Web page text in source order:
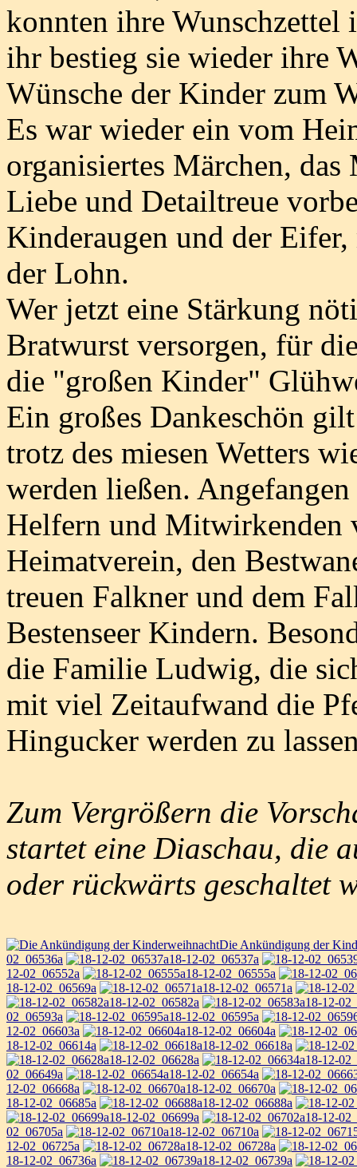
konnten ihre
ihr bestieg sie wieder ihre
Wünsche der Kinder zum
Es war wieder ein vom
organisiertes Märchen,
Liebe und Detailtreue
Kinderaugen und der
der Lohn.
Wer jetzt eine Stärkung
Bratwurst versorgen, für
die "großen Kinder"
Ein großes Dankeschön
trotz des miesen Wetters
werden ließen.
Helfern und Mitwirkenden
Heimatverein, den
treuen Falkner und dem
Bestenseer Kindern.
die Familie Ludwig, die
mit viel Zeitaufwand die
Hingucker werden zu
Zum Vergrößern die
startet eine Diaschau, die
oder rückwärts geschaltet
Die Ankündigung der
02_06536a
18-12-02_06537a
12-02_06552a
18-12-02_06555a
18-12-02_06569a
18-12-02_06571a
18-12-02_06582a
18-12-
02_06593a
18-12-02_06595a
12-02_06603a
18-12-02_06604a
18-12-02_06614a
18-12-02_06618a
18-12-02_06628a
18-12-
02_06649a
18-12-02_06654a
12-02_06668a
18-12-02_06670a
18-12-02_06685a
18-12-02_06688a
18-12-02_06699a
18-12-
02_06705a
18-12-02_06710a
12-02_06725a
18-12-02_06728a
18-12-02_06736a
18-12-02_06739a